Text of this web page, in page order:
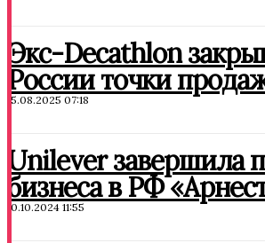
Экс-Decathlon
России точки
15.08.2025 07:18
Unilever завершила
бизнеса в РФ
10.10.2024 11:55